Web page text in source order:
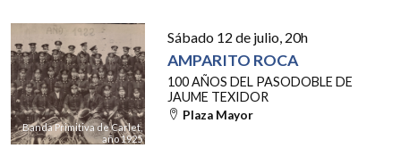
Banda Primitiva de Carlet,
año 1925
Sábado 12 de julio, 20h
AMPARITO ROCA
100 AÑOS DEL PASODOBLE DE
JAUME TEXIDOR
Plaza Mayor